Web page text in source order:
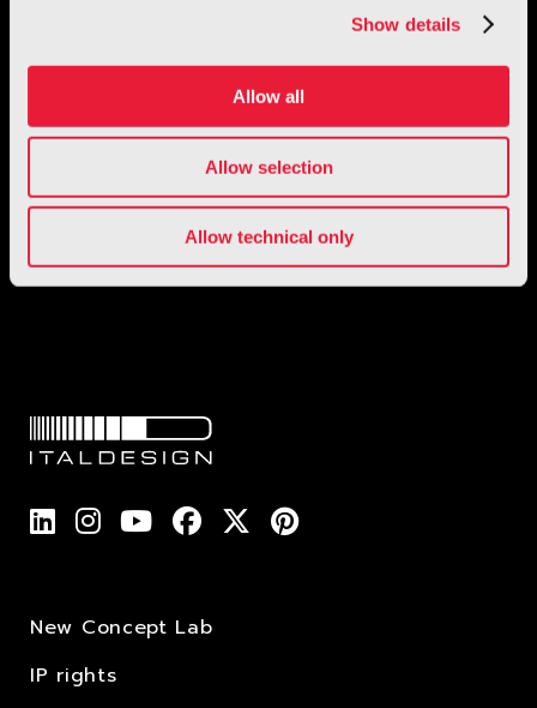
Show details
Allow all
Allow selection
Allow technical only
1 / 1
New Concept Lab
IP rights